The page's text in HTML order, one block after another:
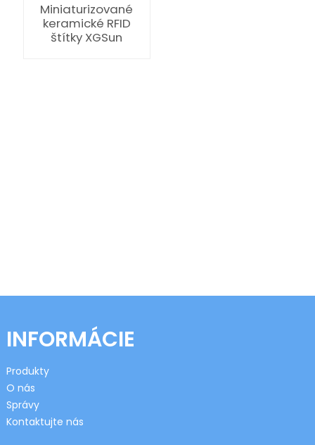
Miniaturizované
keramické RFID
štítky XGSun
INFORMÁCIE
Produkty
O nás
Správy
Kontaktujte nás